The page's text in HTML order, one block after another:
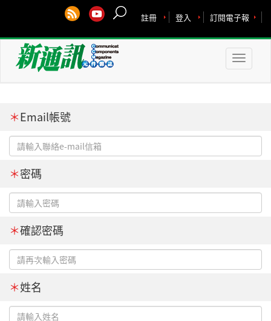
訂閱電子報
登入
註冊
Toggle
＊Email帳號
＊密碼
＊確認密碼
＊姓名